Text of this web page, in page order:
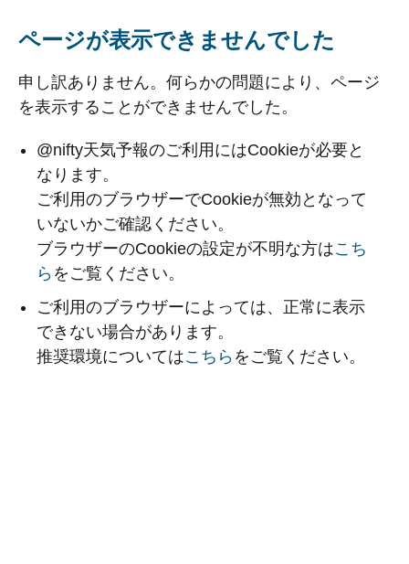
ページが表示できませんでした
申し訳ありません。何らかの問題により、ページ
を表示することができませんでした。
@nifty天気予報のご利用にはCookieが必要と
なります。
ご利用のブラウザーでCookieが無効となって
いないかご確認ください。
ブラウザーのCookieの設定が不明な方はこち
ら をご覧ください。
ご利用のブラウザーによっては、正常に表示
できない場合があります。
推奨環境についてはこちら をご覧ください。